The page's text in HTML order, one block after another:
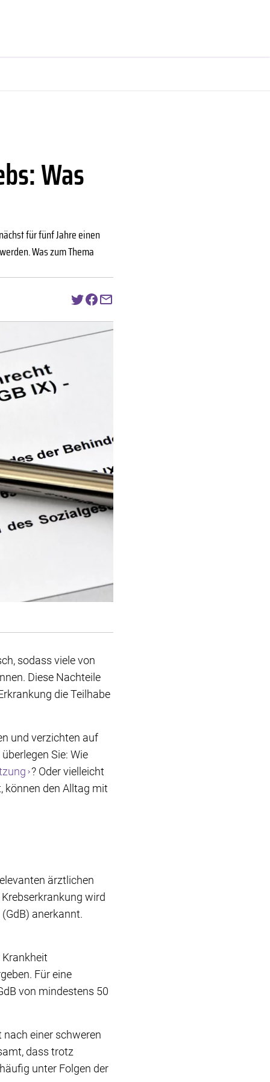
Was
für fünf Jahre einen
Was zum Thema
sodass viele von
Diese Nachteile
die Teilhabe
und verzichten auf
Sie: Wie
? Oder vielleicht
können den Alltag mit
ärztlichen
wird
anerkannt.
Krankheit
Für eine
von mindestens 50
einer schweren
dass trotz
unter Folgen der